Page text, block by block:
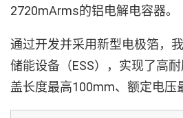
2720mArms的铝电解电容器。
通过开发并采用新型电极箔，
储能设备（ESS），实现了高
盖长度最高100mm、额定电压